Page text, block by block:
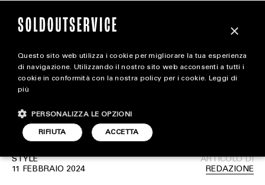
magazine
STYLE
FOOTWEAR
Il trionfo del total-black a
Sanremo 2024 è stato un
bene?
STYLE
11 FEBBRAIO 2024
ARTICOLO DI
REDAZIONE
×
Questo sito web utilizza i cookie per migliorare la tua esperienza
di navigazione. Utilizzando il nostro sito web acconsenti a tutti i
cookie in conformità con la nostra policy per i cookie. Leggi di
più
ACCETTA
RIFIUTA
PERSONALIZZA LE OPZIONI